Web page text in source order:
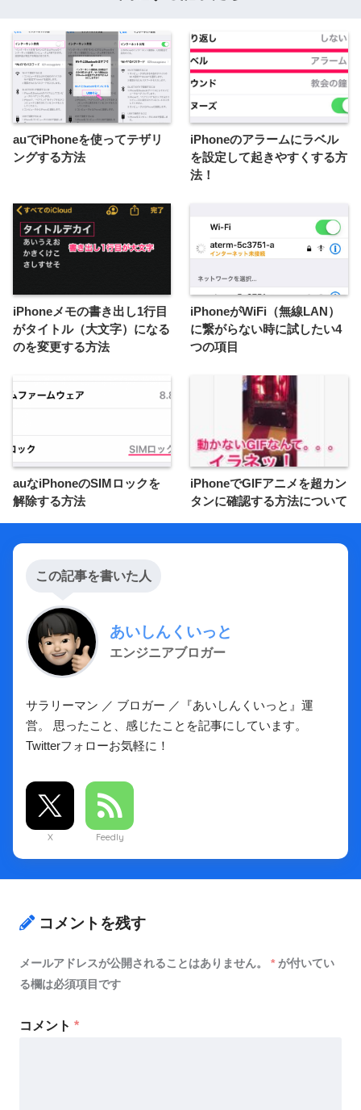
auでiPhoneを使ってテザリ
ングする方法
iPhoneのアラームにラベル
を設定して起きやすくする方
法！
iPhoneメモの書き出し1行目
がタイトル（大文字）になる
のを変更する方法
iPhoneがWiFi（無線LAN）
に繋がらない時に試したい4
つの項目
auなiPhoneのSIMロックを
解除する方法
iPhoneでGIFアニメを超カン
タンに確認する方法について
この記事を書いた人
あいしんくいっと
エンジニアブロガー
サラリーマン ／ ブロガー ／『あいしんくいっと』運
営。 思ったこと、感じたことを記事にしています。
Twitterフォローお気軽に！
X Feedly
コメントを残す
メールアドレスが公開されることはありません。 * が付いてい
る欄は必須項目です
コメント *